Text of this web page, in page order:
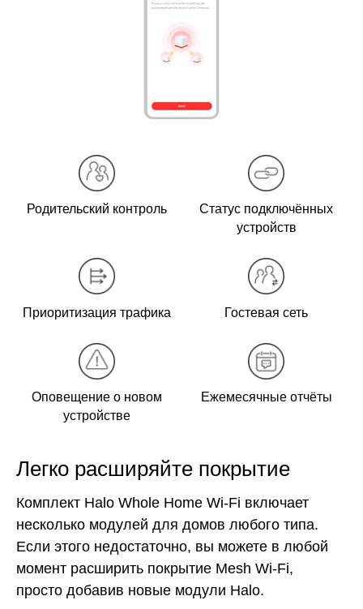
Родительский контроль
Статус подключённых
устройств
Приоритизация трафика Гостевая сеть
Оповещение о новом
устройстве
Ежемесячные отчёты
Легко расширяйте покрытие
Комплект Halo Whole Home Wi-Fi включает
несколько модулей для домов любого типа.
Если этого недостаточно, вы можете в любой
момент расширить покрытие Mesh Wi-Fi,
просто добавив новые модули Halo.